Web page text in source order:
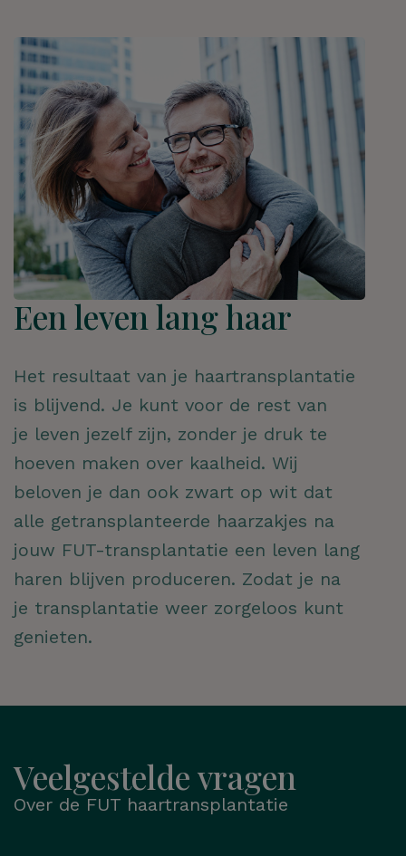
Een leven lang haar
Het resultaat van je haartransplantatie
is blijvend. Je kunt voor de rest van
je leven jezelf zijn, zonder je druk te
hoeven maken over kaalheid. Wij
beloven je dan ook zwart op wit dat
alle getransplanteerde haarzakjes na
jouw FUT-transplantatie een leven lang
haren blijven produceren. Zodat je na
je transplantatie weer zorgeloos kunt
genieten.
Veelgestelde vragen
Over de FUT haartransplantatie